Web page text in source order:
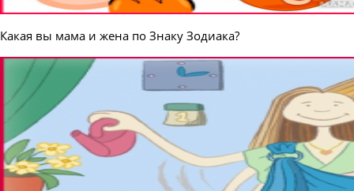
Какая вы мама и жена по Знаку Зодиака?